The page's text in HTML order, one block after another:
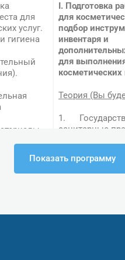
для
услуг.
гигиена
І. Подготовка
для
подбор
инвентаря и
для
косметических
Теория (Вы
1.
санитарные
2. Перечень и
Показать программу